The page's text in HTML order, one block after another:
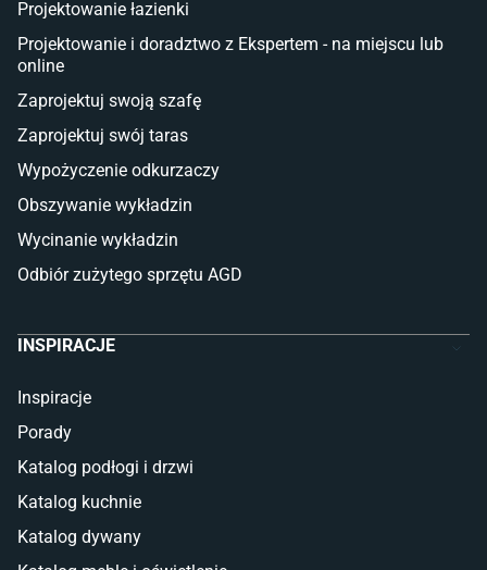
Płytki na balkon
Lampy stojące LED
Płytki
Płytki betonowe
Płytki Cersanit
Płytki wielkoformatowe
Glazura
Płytki marmurowe
Projektowanie łazienki
Projektowanie i doradztwo z Ekspertem - na miejscu lub
online
Zaprojektuj swoją szafę
Zaprojektuj swój taras
Wypożyczenie odkurzaczy
Obszywanie wykładzin
Wycinanie wykładzin
Odbiór zużytego sprzętu AGD
INSPIRACJE
Inspiracje
Porady
Katalog podłogi i drzwi
Katalog kuchnie
Katalog dywany